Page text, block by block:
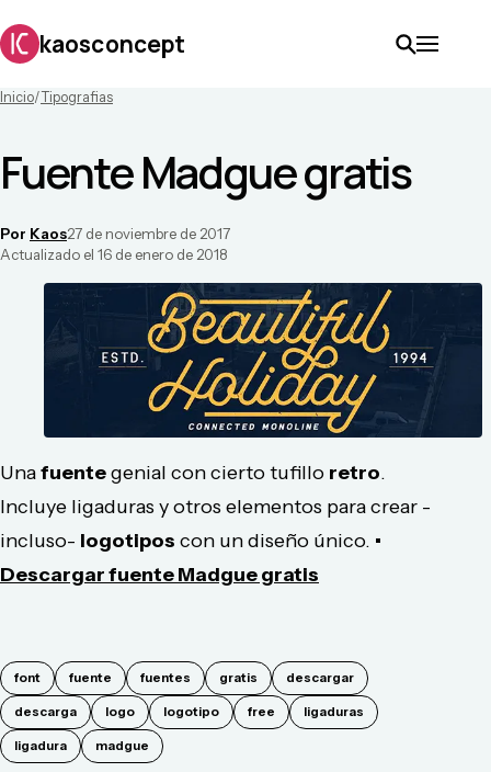
kaosconcept
Inicio/Tipografias
Fuente Madgue gratis
Por Kaos27 de noviembre de 2017
Actualizado el 16 de enero de 2018
Unafuentegenial con cierto tufillo retro.
Incluye ligaduras y otros elementos para crear -
incluso- logotipos con un diseño único. •
Descargar fuente Madgue gratis
font fuente fuentes gratis descargar
descarga logo logotipo free ligaduras
ligadura madgue